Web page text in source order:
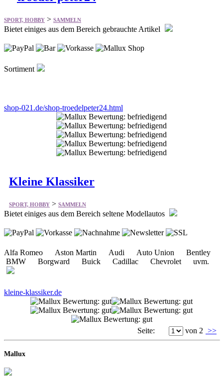
Bietet einiges aus dem Bereich gebrauchte Artikel
Sortiment
Kleine Klassiker
SPORT, HOBBY> SAMMELN
Bietet einiges aus dem Bereich seltene Modellautos
Alfa Romeo Aston Martin Audi Auto Union Bentley
BMW Borgward Buick Cadillac Chevrolet uvm.
kleine-klassiker.de
Seite: von 2
Kostenlosen Shop eröffnen